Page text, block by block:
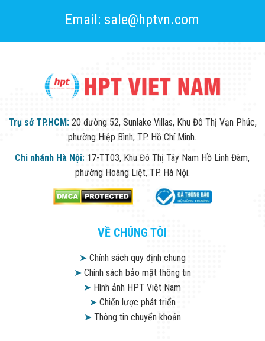
Email: sale@hptvn.com
Trụ sở TP.HCM: 20 đường 52, Sunlake Villas, Khu Đô Thị Vạn Phúc,
phường Hiệp Bình, TP. Hồ Chí Minh.
Chi nhánh Hà Nội: 17-TT03, Khu Đô Thị Tây Nam Hồ Linh Đàm,
phường Hoàng Liệt, TP. Hà Nội.
VỀ CHÚNG TÔI
➤Chính sách quy định chung
➤Chính sách bảo mật thông tin
➤ Hình ảnh HPT Việt Nam
➤Chiến lược phát triển
➤Thông tin chuyển khoản